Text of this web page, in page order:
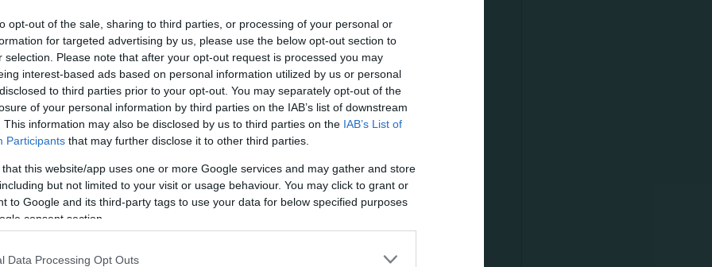
opt-out of the sale, sharing to third parties, or processing of your personal or
for targeted advertising by us, please use the below opt-out section to
selection. Please note that after your opt-out request is processed you may
interest-based ads based on personal information utilized by us or personal
to third parties prior to your opt-out. You may separately opt-out of the
of your personal information by third parties on the IAB’s list of downstream
This information may also be disclosed by us to third parties on the IAB’s List of
Participants that may further disclose it to other third parties.
that this website/app uses one or more Google services and may gather and store
but not limited to your visit or usage behaviour. You may click to grant or
to Google and its third-party tags to use your data for below specified purposes
consent section.
Data Processing Opt Outs
οι ποδοσφαιριστές του Παναθηναϊκού τη Μεγάλη Τρίτη. Οι